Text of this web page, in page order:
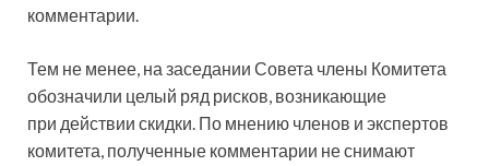
комментарии.
Тем не менее, на заседании Совета члены Комитета
обозначили целый ряд рисков, возникающие
при действии скидки. По мнению членов и экспертов
комитета, полученные комментарии не снимают